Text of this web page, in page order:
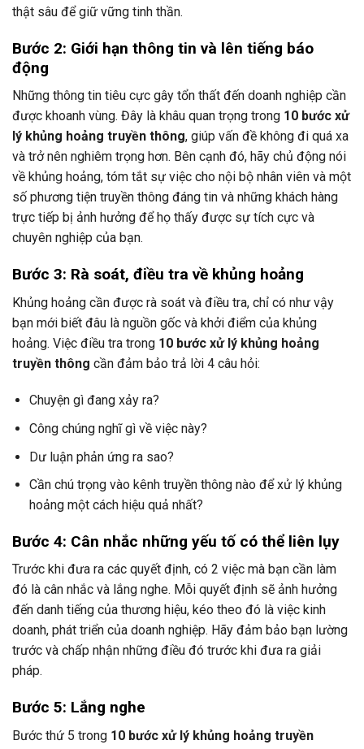
thật sâu để giữ vững tinh thần.
Bước 2: Giới hạn thông tin và lên tiếng báo
động
Những thông tin tiêu cực gây tổn thất đến doanh nghiệp cần
được khoanh vùng. Đây là khâu quan trọng trong 10 bước xử
lý khủng hoảng truyền thông, giúp vấn đề không đi quá xa
và trở nên nghiêm trọng hơn. Bên cạnh đó, hãy chủ động nói
về khủng hoảng, tóm tắt sự việc cho nội bộ nhân viên và một
số phương tiện truyền thông đáng tin và những khách hàng
trực tiếp bị ảnh hưởng để họ thấy được sự tích cực và
chuyên nghiệp của bạn.
Bước 3: Rà soát, điều tra về khủng hoảng
Khủng hoảng cần được rà soát và điều tra, chỉ có như vậy
bạn mới biết đâu là nguồn gốc và khởi điểm của khủng
hoảng. Việc điều tra trong 10 bước xử lý khủng hoảng
truyền thông cần đảm bảo trả lời 4 câu hỏi:
Chuyện gì đang xảy ra?
Công chúng nghĩ gì về việc này?
Dư luận phản ứng ra sao?
Cần chú trọng vào kênh truyền thông nào để xử lý khủng
hoảng một cách hiệu quả nhất?
Bước 4: Cân nhắc những yếu tố có thể liên lụy
Trước khi đưa ra các quyết định, có 2 việc mà bạn cần làm
đó là cân nhắc và lắng nghe. Mỗi quyết định sẽ ảnh hưởng
đến danh tiếng của thương hiệu, kéo theo đó là việc kinh
doanh, phát triển của doanh nghiệp. Hãy đảm bảo bạn lường
trước và chấp nhận những điều đó trước khi đưa ra giải
pháp.
Bước 5: Lắng nghe
Bước thứ 5 trong 10 bước xử lý khủng hoảng truyền